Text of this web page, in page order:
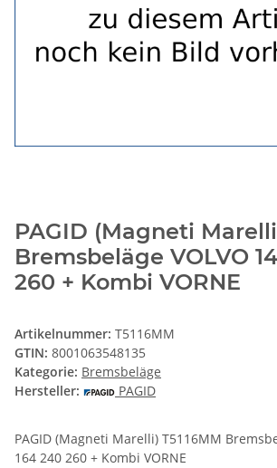
PAGID (Magneti
Bremsbeläge VOLVO
260 + Kombi VORNE
Artikelnummer: T5116MM
GTIN: 8001063548135
Kategorie: Bremsbeläge
Hersteller:
PAGID
PAGID (Magneti Marelli) T5116MM
164 240 260 + Kombi VORNE